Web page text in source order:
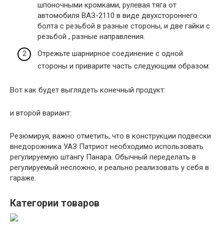
шпоночными кромками, рулевая тяга от
автомобиля ВАЗ-2110 в виде двухстороннего
болта с резьбой в разные стороны, и две гайки с
резьбой , разные направления.
Отрежьте шарнирное соединение с одной
стороны и приварите часть следующим образом:
Вот как будет выглядеть конечный продукт:
и второй вариант:
Резюмируя, важно отметить, что в конструкции подвески
внедорожника УАЗ Патриот необходимо использовать
регулируемую штангу Панара. Обычный переделать в
регулируемый несложно, и реально реализовать у себя в
гараже.
Категории товаров